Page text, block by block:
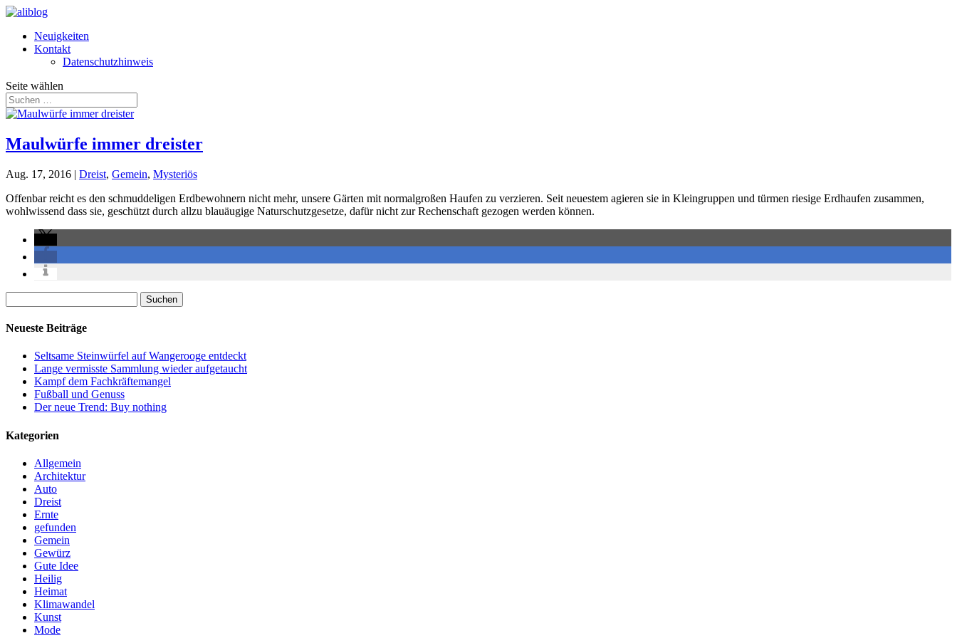
Neuigkeiten
Kontakt
Datenschutzhinweis
Seite wählen
Maulwürfe immer dreister
Aug. 17, 2016 | Dreist, Gemein, Mysteriös
Offenbar reicht es den schmuddeligen Erdbewohnern nicht mehr, unsere Gärten mit normalgroßen Haufen zu verzieren. Seit neuestem agieren sie in Kleingruppen und türmen riesige Erdhaufen zusammen,
wohlwissend dass sie, geschützt durch allzu blauäugige Naturschutzgesetze, dafür nicht zur Rechenschaft gezogen werden können.
nach:
Neueste Beiträge
Seltsame Steinwürfel auf Wangerooge entdeckt
Lange vermisste Sammlung wieder aufgetaucht
Kampf dem Fachkräftemangel
Fußball und Genuss
Der neue Trend: Buy nothing
Kategorien
Allgemein
Architektur
Auto
Dreist
Ernte
gefunden
Gemein
Gewürz
Gute Idee
Heilig
Heimat
Klimawandel
Kunst
Mode